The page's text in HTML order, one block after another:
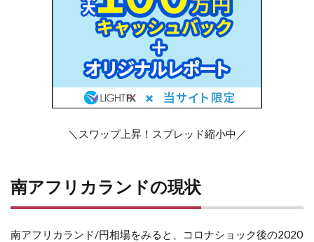
＼スワップ上昇！スプレッド縮小中／
南アフリカランドの現状
南アフリカランド/円相場をみると、コロナショック後の2020